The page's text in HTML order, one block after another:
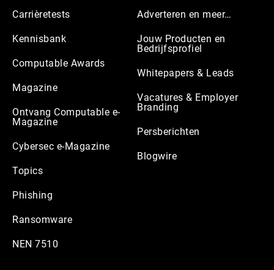
Carrièretests
Kennisbank
Computable Awards
Magazine
Ontvang Computable e-
Magazine
Cybersec e-Magazine
Topics
Phishing
Ransomware
NEN 7510
Adverteren en meer…
Jouw Producten en
Bedrijfsprofiel
Whitepapers & Leads
Vacatures & Employer
Branding
Persberichten
Blogwire